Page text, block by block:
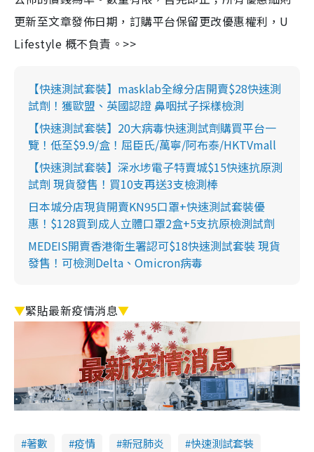
更新至文章發佈日期，訂購平台保留更改優惠權利，U
Lifestyle 概不負責。>>
【快速測試套裝】masklab全線分店開賣$28快速測
試劑！獲歐盟、英國認證 鼻咽拭子採樣檢測
【快速測試套裝】20大病毒快速測試劑購買平台一
覽！低至$9.9/盒！屈臣氏/萬寧/阿布泰/HKTVmall
【快速測試套裝】深水埗電子特賣城$15快速抗原測
試劑 現貨發售！買10支再送3支檢測棒
日本城分店現貨開賣KN95口罩+快速測試套裝優
惠！$128買到成人立體口罩2盒+5支抗原檢測試劑
MEDEIS開賣香港衛生署認可$18快速測試套裝 現貨
發售！可檢測Delta、Omicron病毒
▼緊貼最新疫情消息▼
著數 疫情 新冠肺炎
快速測試套裝